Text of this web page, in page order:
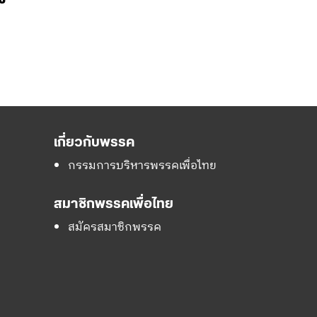
เกี่ยวกับพรรค
กรรมการบริหารพรรคเพื่อไทย
สมาชิกพรรคเพื่อไทย
สมัครสมาชิกพรรค